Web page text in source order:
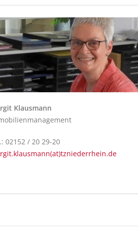
Klausmann
02152 / 20 29-20